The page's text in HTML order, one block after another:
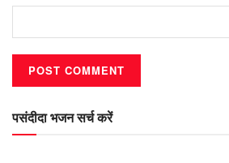
पसंदीदा भजन सर्च करें